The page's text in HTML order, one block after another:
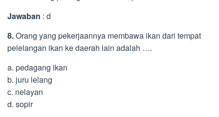
Jawaban : d
8.Orang yang pekerjaannya membawa ikan dari tempat
pelelangan ikan ke daerah lain adalah ….
a. pedagang ikan
b. juru lelang
c. nelayan
d. sopir